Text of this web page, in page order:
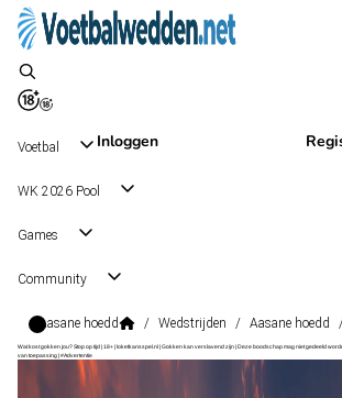
Inloggen
Voetbal
WK 2026 Pool
Games
Community
Aasane hoedd / Wedstrijden / Aasane hoedd
Wat kost gokken jou? Stop op tijd | 18+ | loketkansspel.nl | Gokken kan verslavend zijn | Deze boodschap mag niet gedeeld
van toepassing | #Advertentie
1. Divisjon , Noorwegen